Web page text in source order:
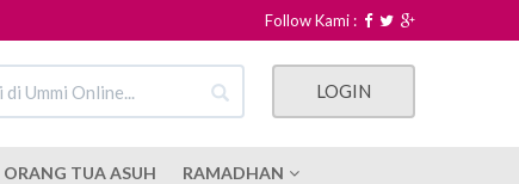
Follow Kami :
LOGIN
ORANG TUA ASUH RAMADHAN